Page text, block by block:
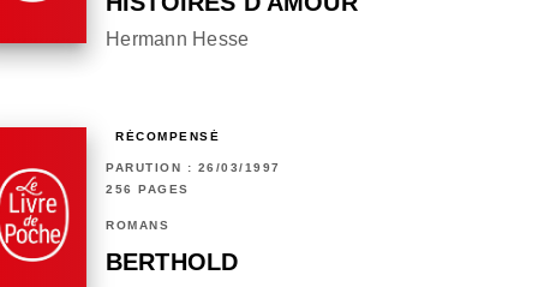
Hermann Hesse
RÉCOMPENSÉ
PARUTION : 26/03/1997
256 PAGES
ROMANS
BERTHOLD